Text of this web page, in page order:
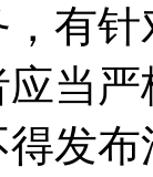
有
当
发